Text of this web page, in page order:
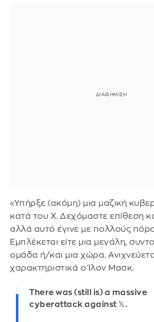
«Υπήρξε (ακόμη) μια μαζική
κατά του Χ. Δεχόμαστε επίθεση
αλλά αυτό έγινε με πολλούς
Εμπλέκεται είτε μια μεγάλη,
ομάδα ή/και μια χώρα.
χαρακτηριστικά ο Ίλον Μασκ.
There was (still is) a massive
cyberattack against 𝕏.